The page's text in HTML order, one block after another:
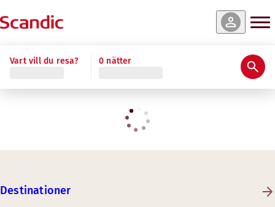
Vart vill du resa? 0 nätter
Destinationer